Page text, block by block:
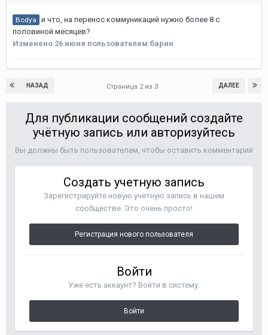
Bodya
и что, на перенос коммуникаций нужно более 8 с
половиной месяцев?
Изменено 26 июня пользователем барин
НАЗАД ДАЛЕЕ
Страница 2 из 3
Для публикации сообщений создайте
учётную запись или авторизуйтесь
Вы должны быть пользователем, чтобы оставить комментарий
Создать учетную запись
Зарегистрируйте новую учётную запись в нашем
сообществе. Это очень просто!
Регистрация нового пользователя
Войти
Уже есть аккаунт? Войти в систему.
Войти